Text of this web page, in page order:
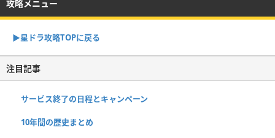
攻略メニュー
▶︎星ドラ攻略TOPに戻る
注目記事
サービス終了の日程とキャンペーン
10年間の歴史まとめ